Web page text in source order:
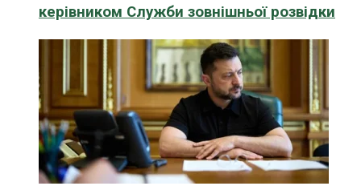
керівником Служби зовнішньої розвідки